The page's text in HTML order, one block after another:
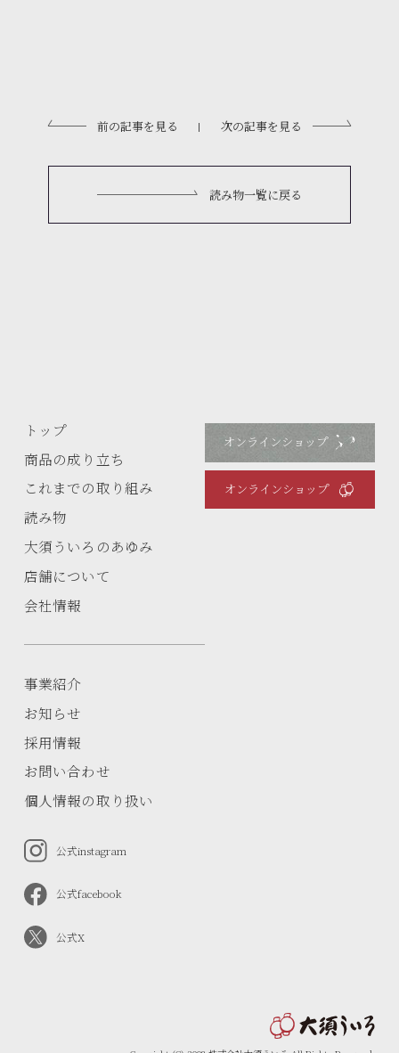
前の記事を見る | 次の記事を見る
読み物一覧に戻る
トップ
商品の成り立ち
これまでの取り組み
読み物
大須ういろのあゆみ
店舗について
会社情報
事業紹介
お知らせ
採用情報
お問い合わせ
個人情報の取り扱い
公式instagram
公式facebook
公式X
オンラインショップ
オンラインショップ